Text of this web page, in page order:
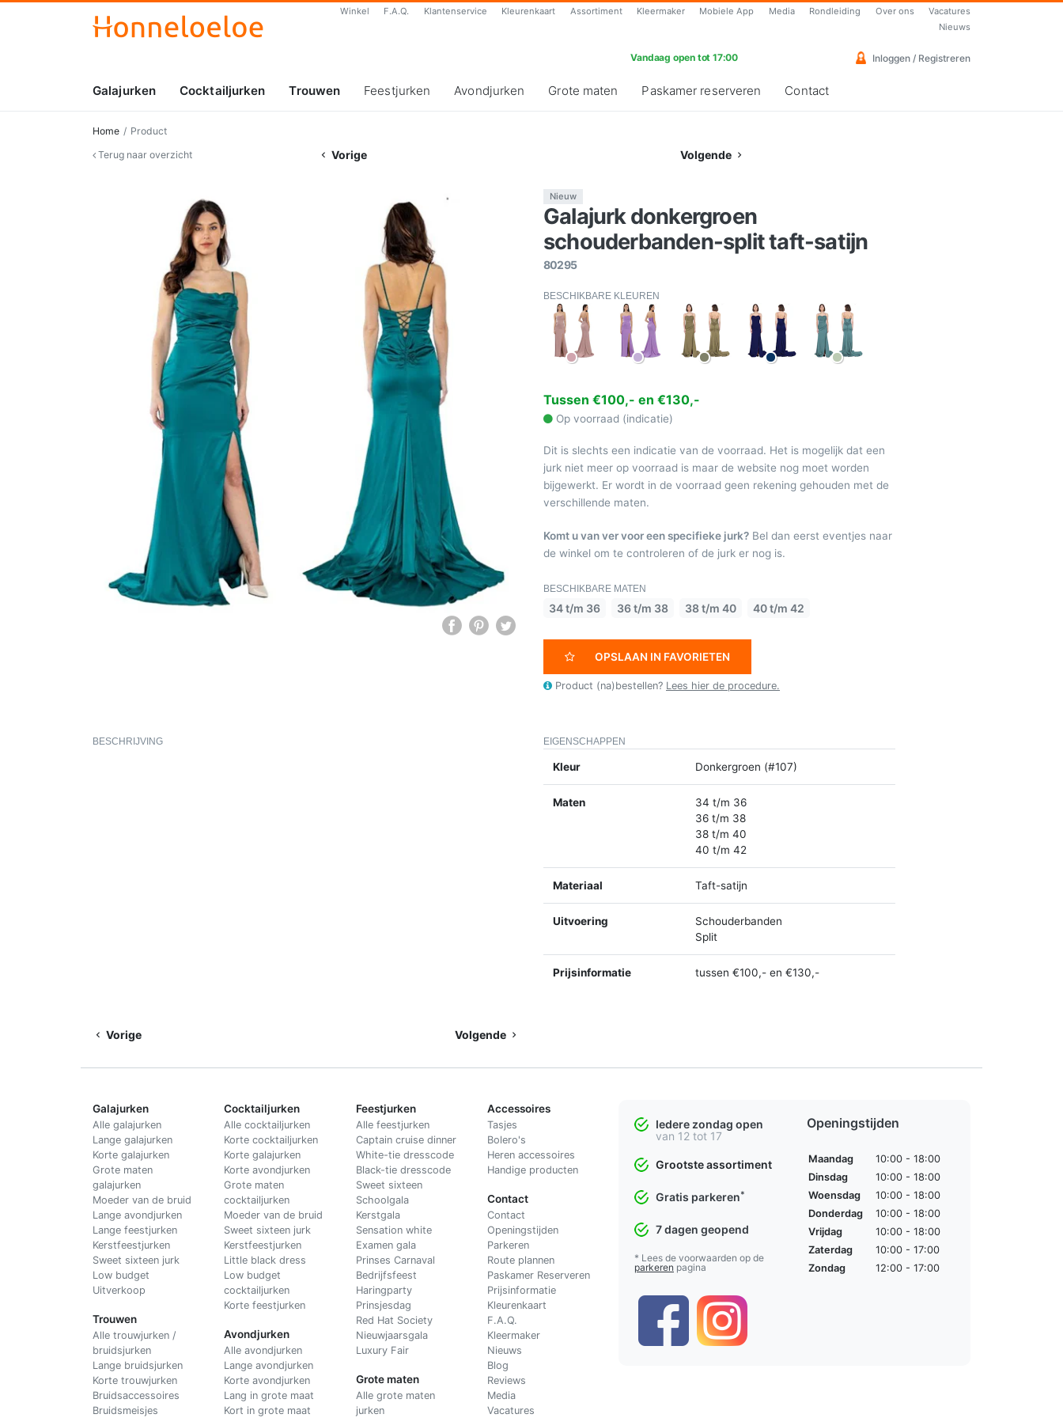
Winkel F.A.Q. Klantenservice Kleurenkaart Assortiment Kleermaker Mobiele App Media Rondleiding Over ons
Vacatures
Nieuws
Vandaag open tot 17:00 Inloggen / Registreren
Galajurken Cocktailjurken Trouwen Feestjurken Avondjurken Grote maten Paskamer reserveren Contact
Home
Product
Terug naar overzicht
Vorige Volgende
Nieuw
Galajurk donkergroen
schouderbanden-split taft-satijn
80295
BESCHIKBARE KLEUREN
Tussen €100,- en €130,-
Op voorraad (indicatie)
Dit is slechts een indicatie van de voorraad. Het is mogelijk dat een
jurk niet meer op voorraad is maar de website nog moet worden
bijgewerkt. Er wordt in de voorraad geen rekening gehouden met de
verschillende maten.
Komt u van ver voor een specifieke jurk? Bel dan eerst eventjes naar
de winkel om te controleren of de jurk er nog is.
BESCHIKBARE MATEN
34 t/m 36 36 t/m 38 38 t/m 40 40 t/m 42
OPSLAAN IN FAVORIETEN
Product (na)bestellen? Lees hier de procedure.
BESCHRIJVING EIGENSCHAPPEN
Kleur Donkergroen (#107)
Maten
34 t/m 36
36 t/m 38
38 t/m 40
40 t/m 42
Materiaal Taft-satijn
Uitvoering
Schouderbanden
Split
Prijsinformatie tussen €100,- en €130,-
Vorige Volgende
Galajurken
Alle galajurken
Lange galajurken
Korte galajurken
Grote maten
galajurken
Moeder van de bruid
Lange avondjurken
Lange feestjurken
Kerstfeestjurken
Sweet sixteen jurk
Low budget
Uitverkoop
Trouwen
Alle trouwjurken /
bruidsjurken
Lange bruidsjurken
Korte trouwjurken
Bruidsaccessoires
Bruidsmeisjes
Cocktailjurken
Alle cocktailjurken
Korte cocktailjurken
Korte galajurken
Korte avondjurken
Grote maten
cocktailjurken
Moeder van de bruid
Sweet sixteen jurk
Kerstfeestjurken
Little black dress
Low budget
cocktailjurken
Korte feestjurken
Avondjurken
Alle avondjurken
Lange avondjurken
Korte avondjurken
Lang in grote maat
Kort in grote maat
Feestjurken
Alle feestjurken
Captain cruise dinner
White-tie dresscode
Black-tie dresscode
Sweet sixteen
Schoolgala
Kerstgala
Sensation white
Examen gala
Prinses Carnaval
Bedrijfsfeest
Haringparty
Prinsjesdag
Red Hat Society
Nieuwjaarsgala
Luxury Fair
Grote maten
Alle grote maten
jurken
Accessoires
Tasjes
Bolero's
Heren accessoires
Handige producten
Contact
Contact
Openingstijden
Parkeren
Route plannen
Paskamer Reserveren
Prijsinformatie
Kleurenkaart
F.A.Q.
Kleermaker
Nieuws
Blog
Reviews
Media
Vacatures
Iedere zondag open
van 12 tot 17
Grootste assortiment
Gratis parkeren*
7 dagen geopend
* Lees de voorwaarden op de
parkeren pagina
Openingstijden
Maandag
10:00 - 18:00
Dinsdag
10:00 - 18:00
Woensdag
10:00 - 18:00
Donderdag
10:00 - 18:00
Vrijdag
10:00 - 18:00
Zaterdag
10:00 - 17:00
Zondag
12:00 - 17:00